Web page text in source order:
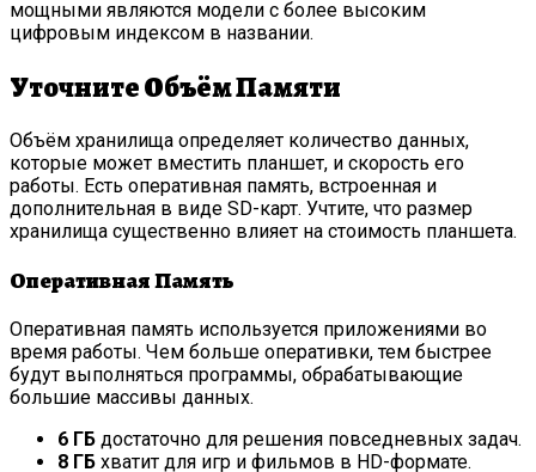
мощными являются модели с более высоким
цифровым индексом в названии.
Уточните Объём Памяти
Объём хранилища определяет количество данных,
которые может вместить планшет, и скорость его
работы. Есть оперативная память, встроенная и
дополнительная в виде SD-карт. Учтите, что размер
хранилища существенно влияет на стоимость планшета.
Оперативная Память
Оперативная память используется приложениями во
время работы. Чем больше оперативки, тем быстрее
будут выполняться программы, обрабатывающие
большие массивы данных.
6 ГБ достаточно для решения повседневных задач.
8 ГБ хватит для игр и фильмов в HD-формате.